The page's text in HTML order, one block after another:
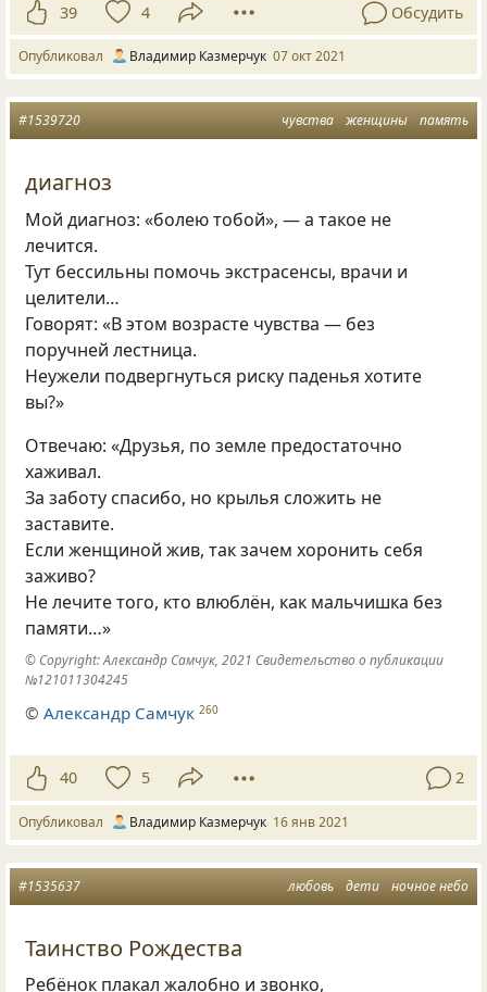
39 4 Обсудить
Опубликовал Владимир Казмерчук 07 окт 2021
чувства женщины память
#1539720
диагноз
Мой диагноз: «болею тобой», — а такое не
лечится.
Тут бессильны помочь экстрасенсы, врачи и
целители…
Говорят: «В этом возрасте чувства — без
поручней лестница.
Неужели подвергнуться риску паденья хотите
вы?»
Отвечаю: «Друзья, по земле предостаточно
хаживал.
За заботу спасибо, но крылья сложить не
заставите.
Если женщиной жив, так зачем хоронить себя
заживо?
Не лечите того, кто влюблён, как мальчишка без
памяти…»
© Copyright: Александр Самчук, 2021 Свидетельство о публикации
№121011304245
©Александр Самчук 260
40 5 2
Опубликовал Владимир Казмерчук 16 янв 2021
любовь дети ночное небо
#1535637
Таинство Рождества
Ребёнок плакал жалобно и звонко,